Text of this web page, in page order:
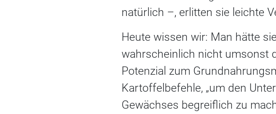
natürlich –, erlitten sie leichte
Heute wissen wir: Man hätte
wahrscheinlich nicht umsonst
Potenzial zum
Kartoffelbefehle, „um den
Gewächses begreiflich zu